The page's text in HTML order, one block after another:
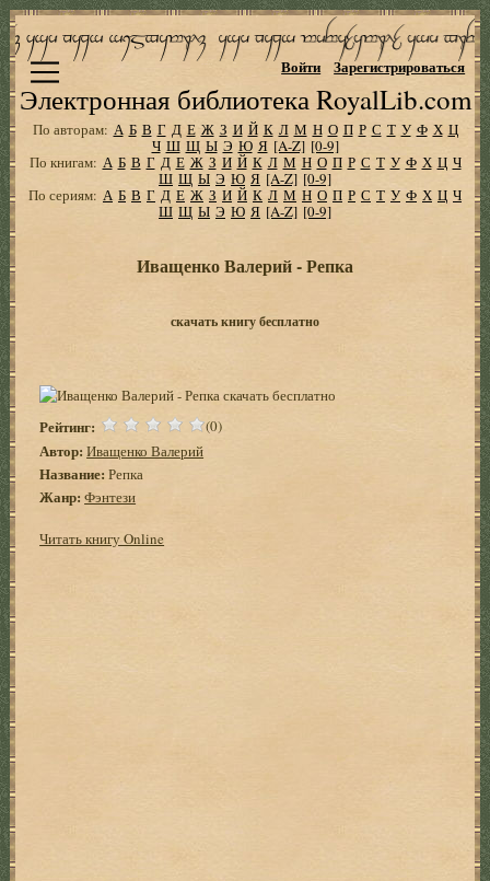
Электронная библиотека RoyalLib.com
Войти Зарегистрироваться
По авторам: А Б В Г Д Е Ж З И Й К Л М Н О П Р С Т У Ф Х Ц
Ч Ш Щ Ы Э Ю Я [A-Z] [0-9]
По книгам: А Б В Г Д Е Ж З И Й К Л М Н О П Р С Т У Ф Х Ц Ч
Ш Щ Ы Э Ю Я [A-Z] [0-9]
По сериям: А Б В Г Д Е Ж З И Й К Л М Н О П Р С Т У Ф Х Ц Ч
Ш Щ Ы Э Ю Я [A-Z] [0-9]
Иващенко Валерий - Репка
скачать книгу бесплатно
Рейтинг: (0)
Автор: Иващенко Валерий
Название:Репка
Жанр: Фэнтези
Читать книгу Online